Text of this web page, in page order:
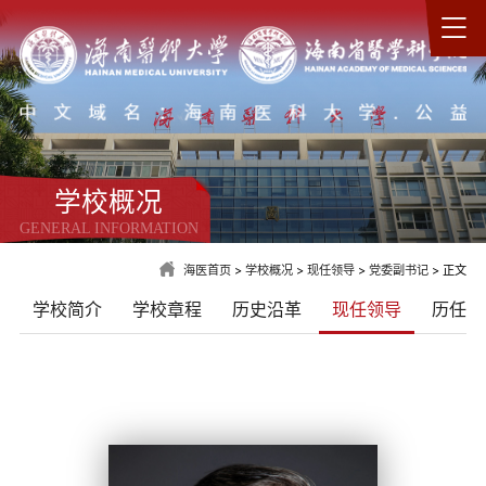
学校概况
GENERAL INFORMATION
海医首页 >学校概况 >现任领导 >党委副书记 > 正文
学校简介 学校章程 历史沿革 现任领导 历任